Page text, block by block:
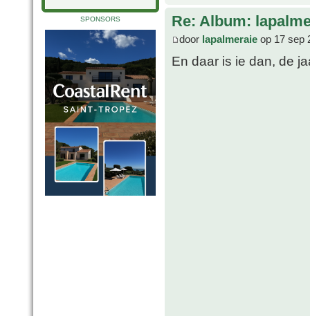
SPONSORS Re: Album:
door lapalmeraie op 17 sep
En daar is ie dan, de